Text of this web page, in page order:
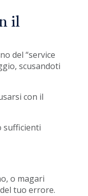
il
del “service
scusandoti
con il
sufficienti
o magari
tuo errore.